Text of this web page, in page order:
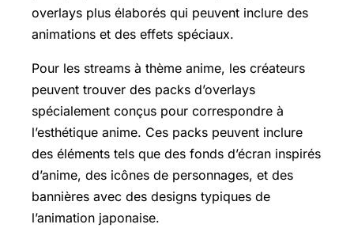
overlays plus élaborés qui peuvent inclure des
animations et des effets spéciaux.
Pour les streams à thème anime, les créateurs
peuvent trouver des packs d’overlays
spécialement conçus pour correspondre à
l’esthétique anime. Ces packs peuvent inclure
des éléments tels que des fonds d’écran inspirés
d’anime, des icônes de personnages, et des
bannières avec des designs typiques de
l’animation japonaise.